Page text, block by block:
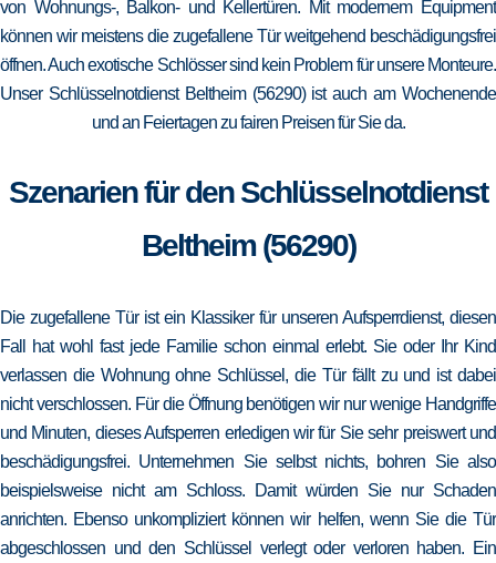
von Wohnungs-, Balkon- und Kellertüren. Mit modernem Equipment
können wir meistens die zugefallene Tür weitgehend beschädigungsfrei
öffnen. Auch exotische Schlösser sind kein Problem für unsere Monteure.
Unser Schlüsselnotdienst Beltheim (56290) ist auch am Wochenende
und an Feiertagen zu fairen Preisen für Sie da.
Szenarien für den Schlüsselnotdienst
Beltheim (56290)
Die zugefallene Tür ist ein Klassiker für unseren Aufsperrdienst, diesen
Fall hat wohl fast jede Familie schon einmal erlebt. Sie oder Ihr Kind
verlassen die Wohnung ohne Schlüssel, die Tür fällt zu und ist dabei
nicht verschlossen. Für die Öffnung benötigen wir nur wenige Handgriffe
und Minuten, dieses Aufsperren erledigen wir für Sie sehr preiswert und
beschädigungsfrei. Unternehmen Sie selbst nichts, bohren Sie also
beispielsweise nicht am Schloss. Damit würden Sie nur Schaden
anrichten. Ebenso unkompliziert können wir helfen, wenn Sie die Tür
abgeschlossen und den Schlüssel verlegt oder verloren haben. Ein